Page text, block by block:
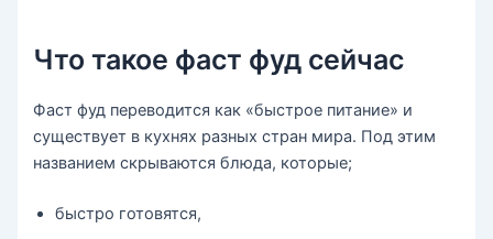
Что такое фаст фуд сейчас
Фаст фуд переводится как «быстрое питание» и
существует в кухнях разных стран мира. Под этим
названием скрываются блюда, которые;
быстро готовятся,